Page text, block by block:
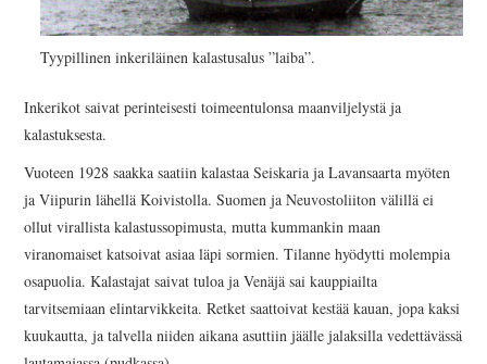
Tyypillinen inkeriläinen kalastusalus ”laiba”.
Inkerikot saivat perinteisesti toimeentulonsa maanviljelystä ja
kalastuksesta.
Vuoteen 1928 saakka saatiin kalastaa Seiskaria ja Lavansaarta myöten
ja Viipurin lähellä Koivistolla. Suomen ja Neuvostoliiton välillä ei
ollut virallista kalastussopimusta, mutta kummankin maan
viranomaiset katsoivat asiaa läpi sormien. Tilanne hyödytti molempia
osapuolia. Kalastajat saivat tuloa ja Venäjä sai kauppiailta
tarvitsemiaan elintarvikkeita. Retket saattoivat kestää kauan, jopa kaksi
kuukautta, ja talvella niiden aikana asuttiin jäälle jalaksilla vedettävässä